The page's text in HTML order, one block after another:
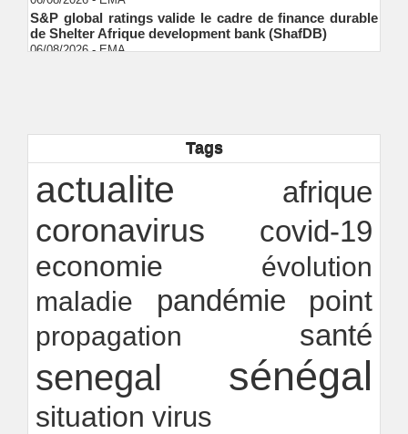
S&P global ratings valide le cadre de finance durable
de Shelter Afrique development bank (ShafDB)
06/08/2026 -EMA
transparence locale, impact national
Ndakhté M. GAYE
Rapport Bceao 2025 : résilience, transition et
innovation
Ndakhté M. GAYE
Tags
actualite afrique
coronavirus covid-19
economie
évolution
maladie
pandémie point
propagation santé
senegal sénégal
situation virus